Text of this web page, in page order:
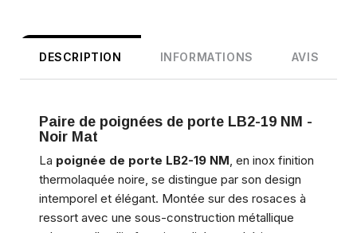
DESCRIPTION INFORMATIONS AVIS
Paire de poignées de porte LB2-19 NM -
Noir Mat
La poignée de porte LB2-19 NM, en inox finition
thermolaquée noire, se distingue par son design
intemporel et élégant. Montée sur des rosaces à
ressort avec une sous-construction métallique